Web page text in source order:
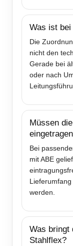
Was ist
Die
nicht den
Gerade bei
oder nach
Müssen
Bei
mit ABE
werden.
Was bringt
Stahlflex?